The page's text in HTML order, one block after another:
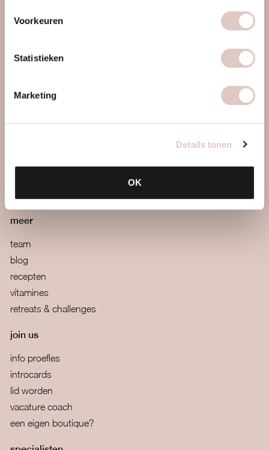
Voorkeuren
Statistieken
Marketing
Details tonen
OK
vrouwengym
locaties & roosters
meer
team
blog
recepten
vitamines
retreats & challenges
join us
info proefles
introcards
lid worden
vacature coach
een eigen boutique?